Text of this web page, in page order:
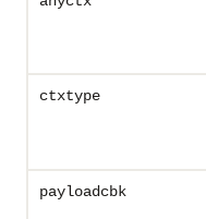
ctxtype
payloadcbk